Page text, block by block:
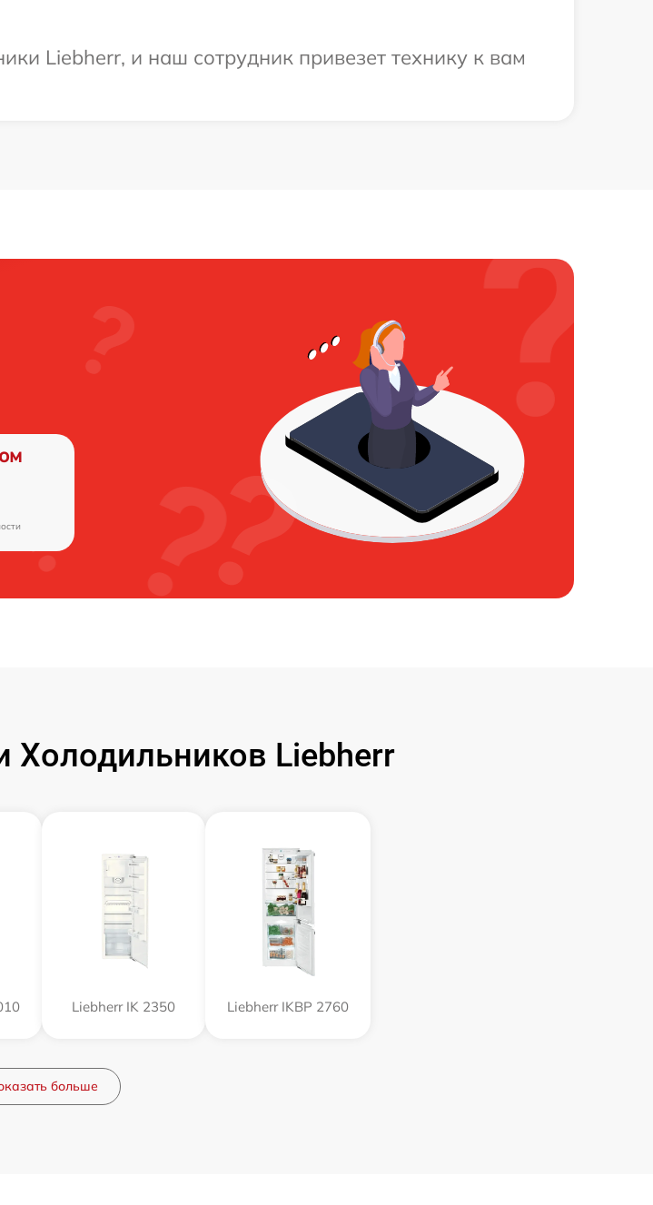
Liebherr, и наш сотрудник привезет технику к вам
Liebherr
Liebherr IK 2350 Liebherr IKBP 2760
больше